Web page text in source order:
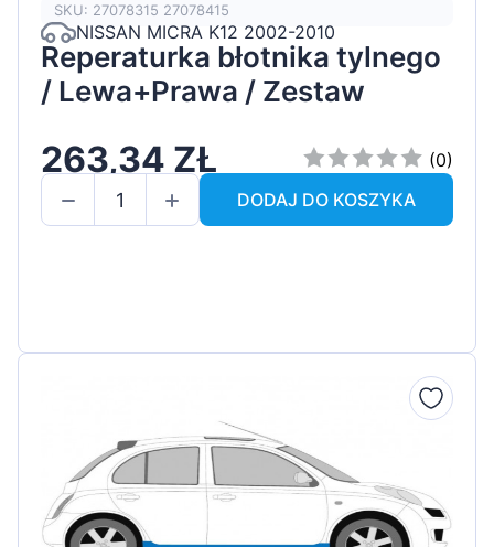
SKU: 27078315 27078415
NISSAN MICRA K12 2002-2010
Reperaturka błotnika tylnego
/ Lewa+Prawa / Zestaw
263,34 ZŁ
(0)
DODAJ DO KOSZYKA